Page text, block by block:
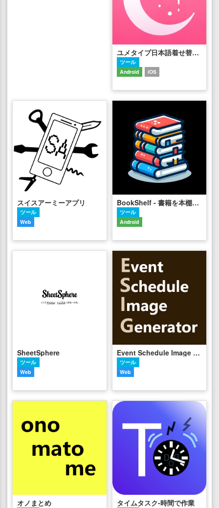
ユメタイプ日本語着せ替えキーボードアプリ
ツール
Android
iOS
スイスアーミーアプリ
ツール
Web
BookShelf - 書籍を本棚アプリで管理する -
ツール
Android
SheetSphere
ツール
Web
Event Schedule Image Generator
ツール
Web
オノまとめ タイムタスク-時間で作業